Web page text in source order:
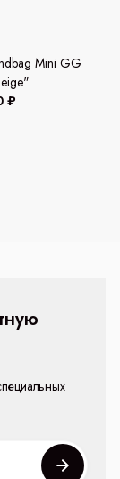
Mini GG
₽